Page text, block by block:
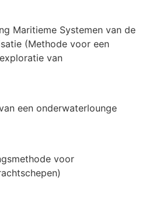
Maritieme Systemen van de
(Methode voor een
van
een onderwaterlounge
voor